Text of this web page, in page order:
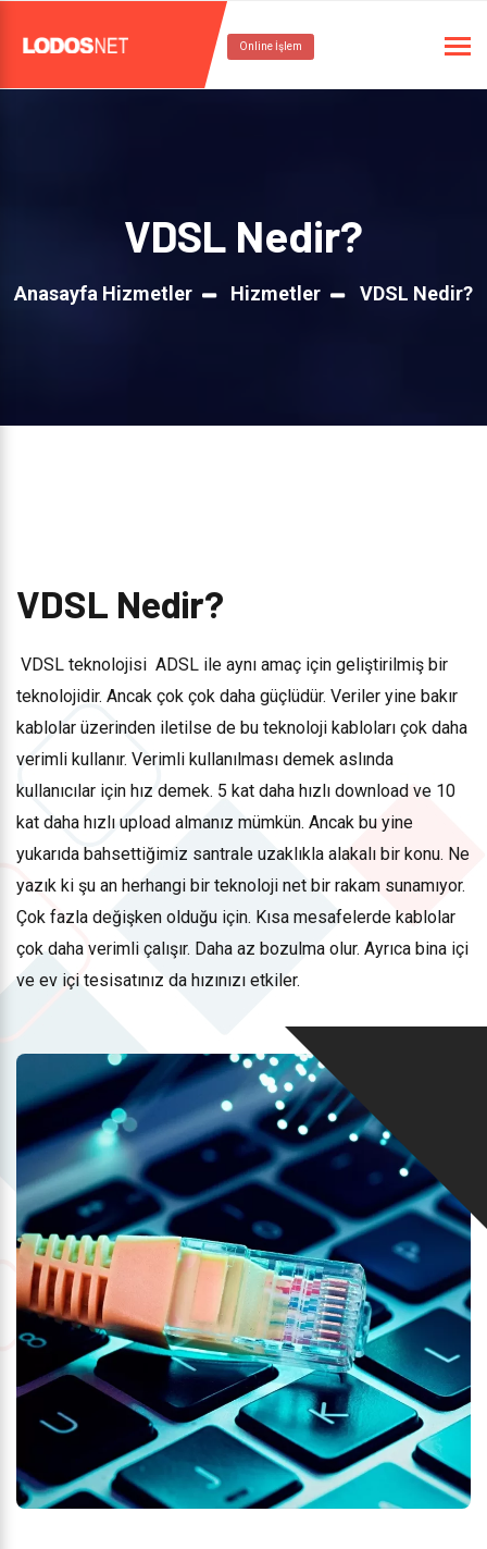
Online İşlem
VDSL Nedir?
Anasayfa Hizmetler Hizmetler VDSL Nedir?
VDSL Nedir?
VDSL teknolojisi ADSL ile aynı amaç için geliştirilmiş bir
teknolojidir. Ancak çok çok daha güçlüdür. Veriler yine bakır
kablolar üzerinden iletilse de bu teknoloji kabloları çok daha
verimli kullanır. Verimli kullanılması demek aslında
kullanıcılar için hız demek. 5 kat daha hızlı download ve 10
kat daha hızlı upload almanız mümkün. Ancak bu yine
yukarıda bahsettiğimiz santrale uzaklıkla alakalı bir konu. Ne
yazık ki şu an herhangi bir teknoloji net bir rakam sunamıyor.
Çok fazla değişken olduğu için. Kısa mesafelerde kablolar
çok daha verimli çalışır. Daha az bozulma olur. Ayrıca bina içi
ve ev içi tesisatınız da hızınızı etkiler.